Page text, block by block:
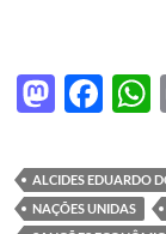
M
to
d
F
e
b s
ALCIDES EDUARDO
NAÇÕES UNIDAS